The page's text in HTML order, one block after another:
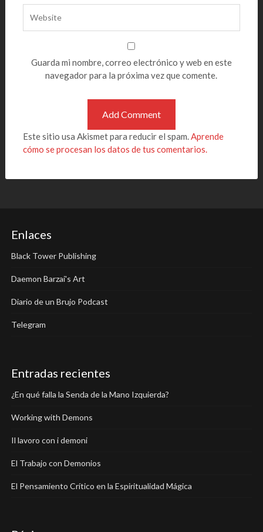
Guarda mi nombre, correo electrónico y web en este
navegador para la próxima vez que comente.
Este sitio usa Akismet para reducir el spam.Aprende
cómo se procesan los datos de tus comentarios.
Enlaces
Black Tower Publishing
Daemon Barzai's Art
Diario de un Brujo Podcast
Telegram
Entradas recientes
¿En qué falla la Senda de la Mano Izquierda?
Working with Demons
Il lavoro con i demoni
El Trabajo con Demonios
El Pensamiento Crítico en la Espiritualidad Mágica